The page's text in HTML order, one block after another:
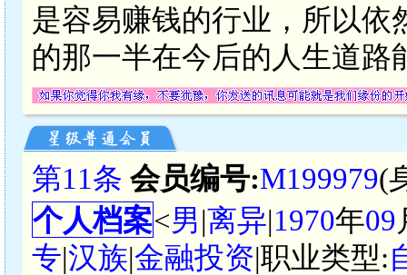
是容易赚钱的行业，所以依
的那一半在今后的人生道路
第11条 会员编号:M199979(
个人档案<男|离异|1970年09
专|汉族|金融投资|职业类型: